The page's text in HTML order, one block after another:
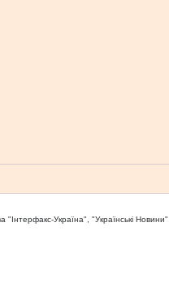
Україна", "Українськi